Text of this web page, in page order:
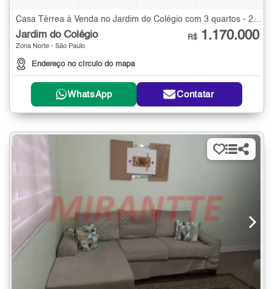
Casa Térrea à Venda no Jardim do Colégio com 3 quartos - 200 m²
Jardim do Colégio
Zona Norte - São Paulo
Endereço no círculo do mapa
R$ 1.170.000
WhatsApp Contatar